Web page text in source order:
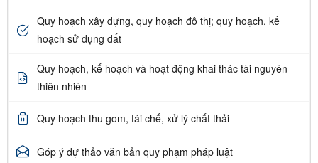
Quy hoạch xây dựng, quy hoạch đô thị; quy hoạch, kế
hoạch sử dụng đất
Quy hoạch, kế hoạch và hoạt động khai thác tài nguyên
thiên nhiên
Quy hoạch thu gom, tái chế, xử lý chất thải
Góp ý dự thảo văn bản quy phạm pháp luật